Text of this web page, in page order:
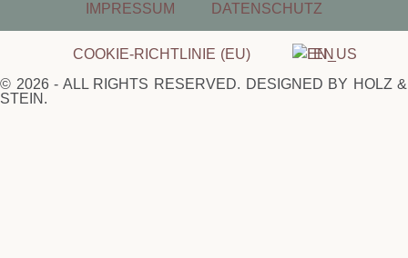
IMPRESSUM DATENSCHUTZ
COOKIE-RICHTLINIE (EU)
EN
© 2026 - ALL RIGHTS RESERVED. DESIGNED BY HOLZ &
STEIN.